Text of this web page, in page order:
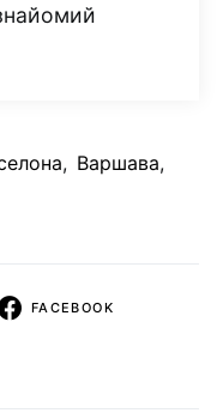
, Варшава,
FACEBOOK